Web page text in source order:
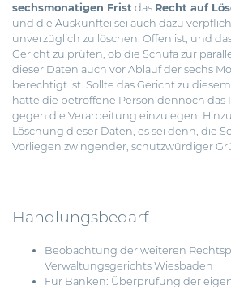
sechsmonatigen Frist das Recht auf
und die Auskunftei sei auch dazu
unverzüglich zu löschen. Offen ist, und
Gericht zu prüfen, ob die Schufa zur
dieser Daten auch vor Ablauf der sechs
berechtigt ist. Sollte das Gericht zu
hätte die betroffene Person dennoch das
gegen die Verarbeitung einzulegen.
Löschung dieser Daten, es sei denn, die
Vorliegen zwingender, schutzwürdiger
Handlungsbedarf
Beobachtung der weiteren
Verwaltungsgerichts Wiesbaden
Für Banken: Überprüfung der